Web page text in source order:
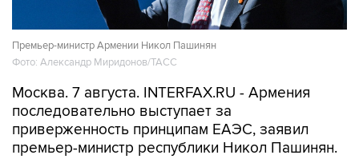
Премьер-министр Армении Никол Пашинян
Фото: Александр Миридонов/ТАСС
Москва. 7 августа. INTERFAX.RU - Армения
последовательно выступает за
приверженность принципам ЕАЭС, заявил
премьер-министр республики Никол Пашинян.